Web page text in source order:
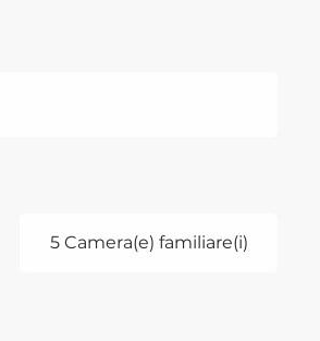
5 Camera(e) familiare(i)